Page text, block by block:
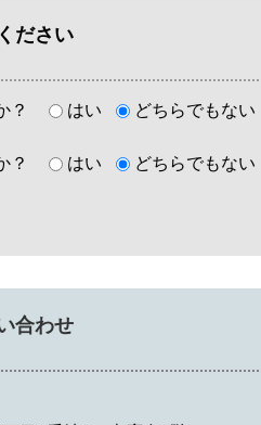
ださい
？ はい どちらでもない
？ はい どちらでもない
合わせ